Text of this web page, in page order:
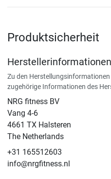
Produktsicherheit
Herstellerinformationen
Zu den Herstellungsinformationen
zugehörige Informationen des
NRG fitness BV
Vang 4-6
4661 TX Halsteren
The Netherlands
+31 165512603
info@nrgfitness.nl